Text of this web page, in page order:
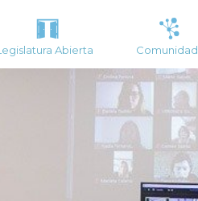
Abierta Comunidad